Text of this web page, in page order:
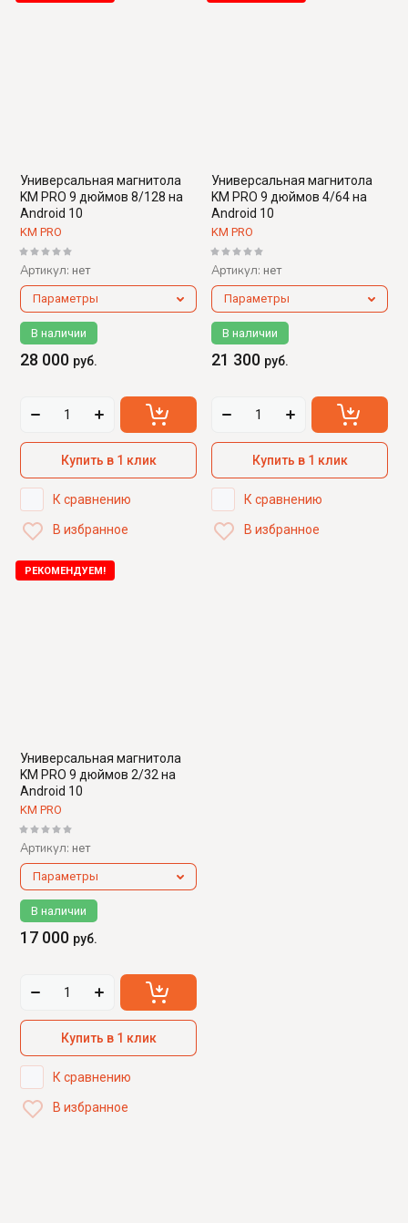
Универсальная магнитола
KM PRO 9 дюймов 8/128 на
Android 10
KM PRO
Артикул: нет
Параметры
В наличии
28 000 руб.
Купить в 1 клик
К сравнению
В избранное
Универсальная магнитола
KM PRO 9 дюймов 4/64 на
Android 10
KM PRO
Артикул: нет
Параметры
В наличии
21 300 руб.
Купить в 1 клик
К сравнению
В избранное
РЕКОМЕНДУЕМ!
Универсальная магнитола
KM PRO 9 дюймов 2/32 на
Android 10
KM PRO
Артикул: нет
Параметры
В наличии
17 000 руб.
Купить в 1 клик
К сравнению
В избранное